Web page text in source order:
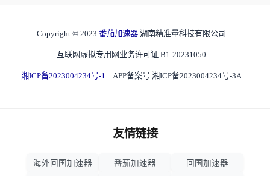
Copyright © 2023 番茄加速器 湖南精准量科技有限公司
互联网虚拟专用网业务许可证 B1-20231050
湘ICP备2023004234号-1 APP备案号 湘ICP备2023004234号-3A
友情链接
海外回国加速器 番茄加速器
回国加速器